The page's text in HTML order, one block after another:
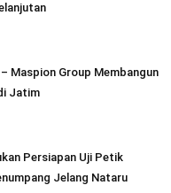
Maspion Group Membangun
Jatim
Persiapan Uji Petik
Jelang Nataru